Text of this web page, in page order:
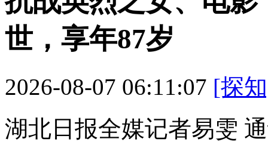
世，享年87岁
2026-08-07 06:11:07 [探
湖北日报全媒记者易雯